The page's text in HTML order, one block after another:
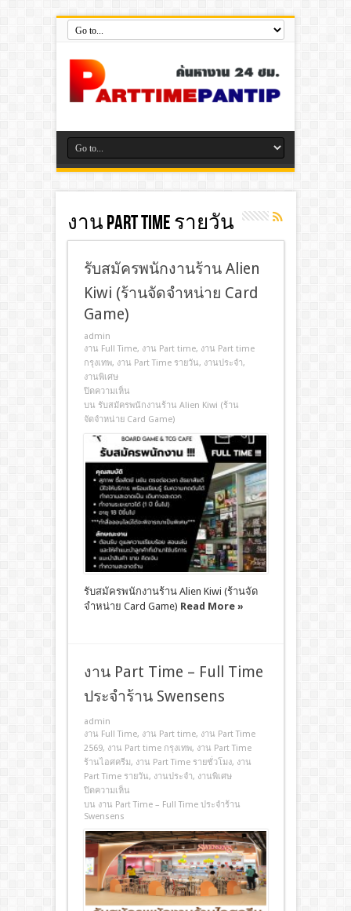
งาน Part Time รายวัน
รับสมัครพนักงานร้าน Alien
Kiwi (ร้านจัดจำหน่าย Card
Game)
admin
งาน Full Time, งาน Part time, งาน Part time
กรุงเทพ, งาน Part Time รายวัน, งานประจํา,
งานพิเศษ
ปิดความเห็น
บน รับสมัครพนักงานร้าน Alien Kiwi (ร้าน
จัดจำหน่าย Card Game)
รับสมัครพนักงานร้าน Alien Kiwi (ร้านจัด
จำหน่าย Card Game) Read More »
งาน Part Time – Full Time
ประจำร้าน Swensens
admin
งาน Full Time, งาน Part time, งาน Part Time
2569, งาน Part time กรุงเทพ, งาน Part Time
ร้านไอศครีม, งาน Part Time รายชั่วโมง, งาน
Part Time รายวัน, งานประจํา, งานพิเศษ
ปิดความเห็น
บน งาน Part Time – Full Time ประจำร้าน
Swensens